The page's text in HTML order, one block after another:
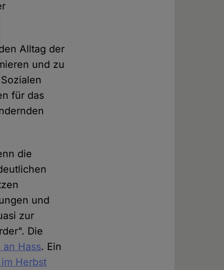
Alltag der
und zu
für das
die
und
zur
Die
Hass. Ein
Herbst